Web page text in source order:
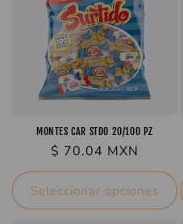
MONTES CAR STDO 20/100 PZ
Precio
habitual
$ 70.04 MXN
Seleccionar opciones